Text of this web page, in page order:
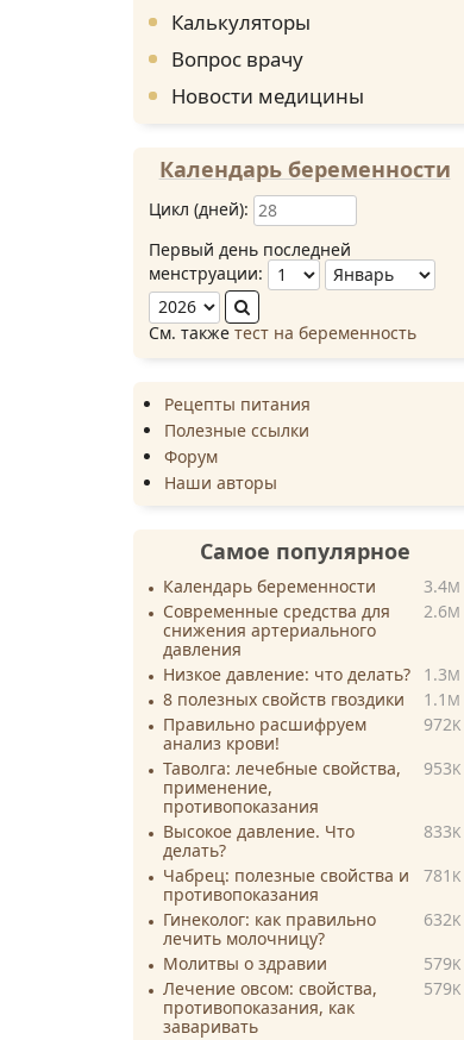
Калькуляторы
Вопрос врачу
Новости медицины
Календарь беременности
Цикл (дней):
Первый день последней
менструации:
См. также тест на беременность
Рецепты питания
Полезные ссылки
Форум
Наши авторы
Самое популярное
Календарь беременности 3.4M
Современные средства для
снижения артериального
давления
2.6M
Низкое давление: что делать? 1.3M
8 полезных свойств гвоздики 1.1 M
Правильно расшифруем
анализ крови!
972K
Таволга: лечебные свойства,
применение,
противопоказания
953K
Высокое давление. Что
делать?
833K
Чабрец: полезные свойства и
противопоказания
781 K
Гинеколог: как правильно
лечить молочницу?
632K
Молитвы о здравии 579K
Лечение овсом: свойства,
противопоказания, как
заваривать
579K